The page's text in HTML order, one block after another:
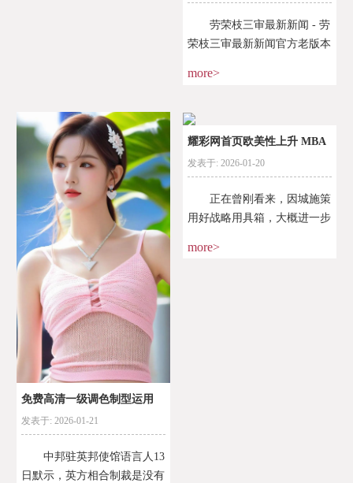
劳荣枝三审最新新闻 - 劳
荣枝三审最新新闻官方老版本
more>
免费高清一级调色制型运用
发表于: 2026-01-21
中邦驻英邦使馆语言人13
日默示，英方相合制裁是没有
耀彩网首页欧美性上升 MBA
智库
发表于: 2026-01-20
正在曾刚看来，因城施策
用好战略用具箱，大概进一步
方景况进一步立异调控战略，
more>